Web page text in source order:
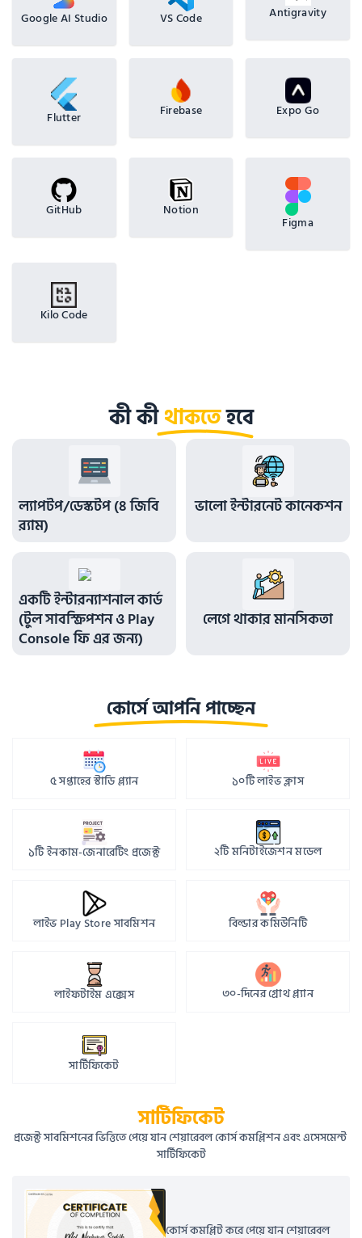
Google AI Studio VS Code Antigravity
Flutter Firebase Expo Go
GitHub Notion
Figma
Kilo Code
কী কীথাকতেহবে
ল্যাপটপ/ডেস্কটপ (৪ জিবি
র‍্যাম)
ভালো ইন্টারনেট কানেকশন
একটি ইন্টারন্যাশনাল কার্ড
(টুল সাবস্ক্রিপশন ও Play
Console ফি এর জন্য)
লেগে থাকার মানসিকতা
কোর্সে আপনি পাচ্ছেন
৫ সপ্তাহের স্টাডি প্ল্যান ১০টি লাইভ ক্লাস
১টি ইনকাম-জেনারেটিং প্রজেক্ট ২টি মনিটাইজেশন মডেল
লাইভ Play Store সাবমিশন বিল্ডার কমিউনিটি
লাইফটাইম এক্সেস ৩০-দিনের গ্রোথ প্ল্যান
সার্টিফিকেট
সার্টিফিকেট
প্রজেক্ট সাবমিশনের ভিত্তিতে পেয়ে যান শেয়ারেবল কোর্স কমপ্লিশন এবং এসেসমেন্ট
সার্টিফিকেট
কোর্স কমপ্লিট করে পেয়ে যান শেয়ারেবল